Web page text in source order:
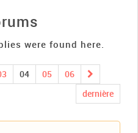
were found here.
04 05
06
dernière